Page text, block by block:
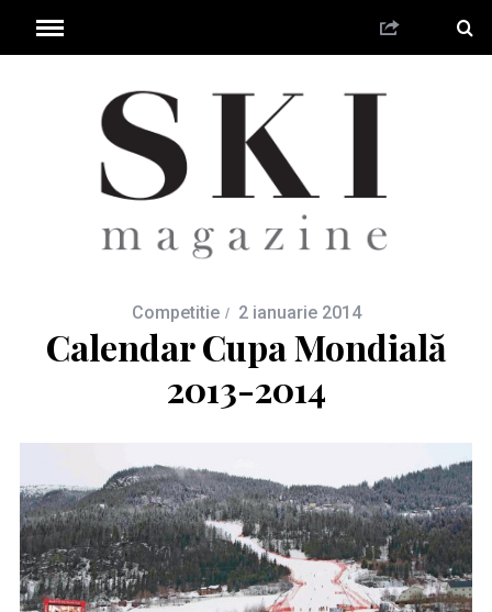
Competitie 2 ianuarie 2014
Calendar Cupa Mondială
2013-2014